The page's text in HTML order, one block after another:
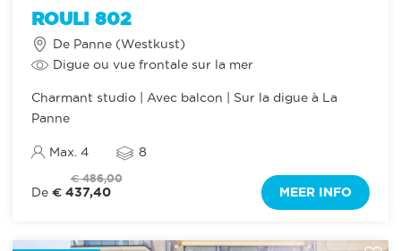
ROULI 802
De Panne (Westkust)
Digue ou vue frontale sur la mer
Charmant studio | Avec balcon | Sur la digue à La
Panne
Max. 4 8
€ 486,00
De € 437,40 MEER INFO